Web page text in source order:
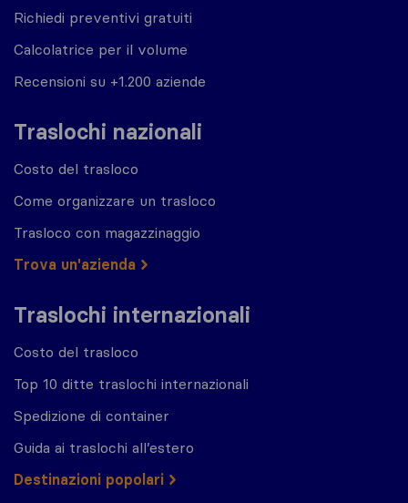
Richiedi preventivi gratuiti
Calcolatrice per il volume
Recensioni su +1.200 aziende
Traslochi nazionali
Costo del trasloco
Come organizzare un trasloco
Trasloco con magazzinaggio
Trova un'azienda
Traslochi internazionali
Costo del trasloco
Top 10 ditte traslochi internazionali
Spedizione di container
Guida ai traslochi all’estero
Destinazioni popolari